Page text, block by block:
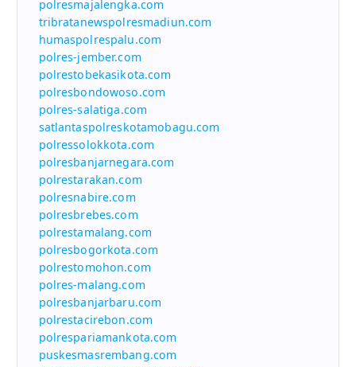
polresmajalengka.com
tribratanewspolresmadiun.com
humaspolrespalu.com
polres-jember.com
polrestobekasikota.com
polresbondowoso.com
polres-salatiga.com
satlantaspolreskotamobagu.com
polressolokkota.com
polresbanjarnegara.com
polrestarakan.com
polresnabire.com
polresbrebes.com
polrestamalang.com
polresbogorkota.com
polrestomohon.com
polres-malang.com
polresbanjarbaru.com
polrestacirebon.com
polrespariamankota.com
puskesmasrembang.com